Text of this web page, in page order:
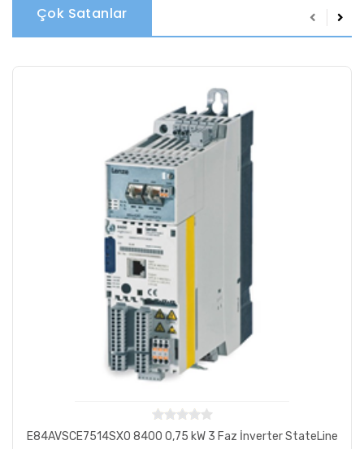
Çok Satanlar
E84AVSCE7514SX0 8400 0,75 kW 3 Faz İnverter StateLine